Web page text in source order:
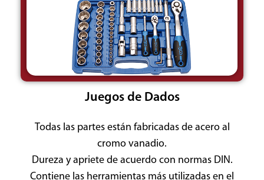
Juegos de Dados
Todas las partes están fabricadas de acero al
cromo vanadio.
Dureza y apriete de acuerdo con normas DIN.
Contiene las herramientas más utilizadas en el